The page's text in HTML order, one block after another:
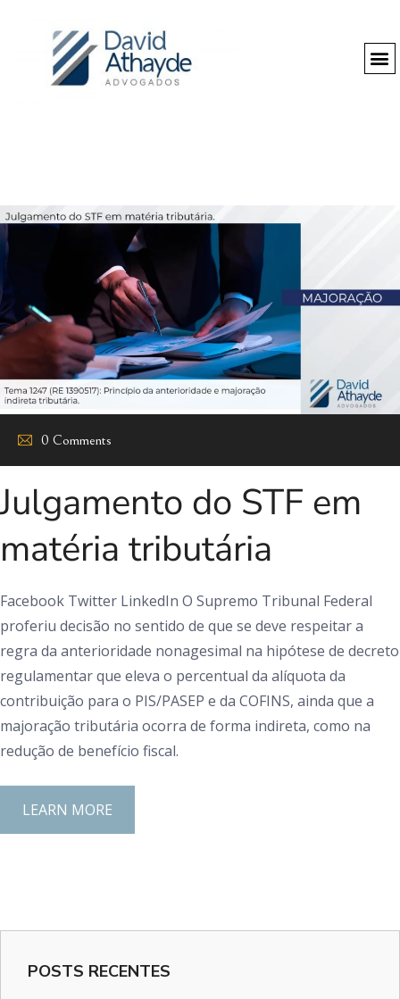
0 Comments
Julgamento do STF em
matéria tributária
Facebook Twitter LinkedIn O Supremo Tribunal Federal
proferiu decisão no sentido de que se deve respeitar a
regra da anterioridade nonagesimal na hipótese de decreto
regulamentar que eleva o percentual da alíquota da
contribuição para o PIS/PASEP e da COFINS, ainda que a
majoração tributária ocorra de forma indireta, como na
redução de benefício fiscal.
LEARN MORE
POSTS RECENTES